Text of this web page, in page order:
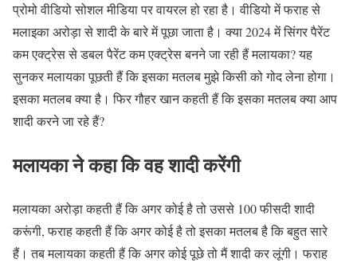
प्रोमो वीडियो सोशल मीडिया पर वायरल हो रहा है। वीडियो में फराह से
मलाइका अरोड़ा से शादी के बारे में पूछा जाता है। क्या 2024 में सिंगर पैरेंट
कम एक्ट्रेस से डबल पैरेंट कम एक्ट्रेस बनने जा रही हैं मलायका? यह
सुनकर मलायका पूछती हैं कि इसका मतलब मुझे किसी को गोद लेना होगा।
इसका मतलब क्या है। फिर गौहर खान कहती हैं कि इसका मतलब क्या आप
शादी करने जा रहे हैं?
मलायका ने कहा कि वह शादी करेंगी
मलायका अरोड़ा कहती हैं कि अगर कोई है तो उससे 100 फीसदी शादी
करूंगी, फराह कहती हैं कि अगर कोई है तो इसका मतलब है कि बहुत सारे
हैं। तब मलायका कहती हैं कि अगर कोई पूछे तो मैं शादी कर लूंगी। फराह